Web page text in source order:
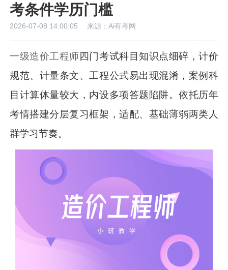
考条件学历门槛
2026-07-08 14:00:05 来源：Ai有考网
一级造价工程师 四门考试科目知识点细碎，计价
规范、计量条文、工程公式易出现混淆，案例科
目计算体量较大，内设多项答题陷阱。依托历年
考情搭建分层复习框架，适配、基础薄弱两类人
群学习节奏。